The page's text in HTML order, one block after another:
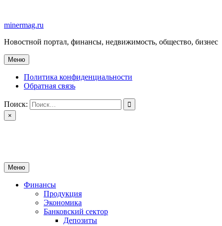
содержимому
minermag.ru
Новостной портал, финансы, недвижимость, общество, бизнес
Меню
Политика конфиденциальности
Обратная связь
Поиск:
×
Меню
Финансы
Продукция
Экономика
Банковский сектор
Депозиты